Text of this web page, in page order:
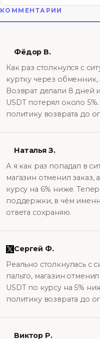
КОММЕНТАРИИ
Фёдор В.
Как раз столкнулся с
куртку через обменник,
Возврат делали 8 дней
USDT потерял около
политику возврата до
Наталья З.
А я как раз попадал в
магазин отменил
курсу на 6% ниже.
поддержки, в чём
ответа сохраняю.
Сергей Ф.
Реально столкнулась с
пальто, магазин
USDT по курсу на 5%
политику возврата до
Виктор Р.